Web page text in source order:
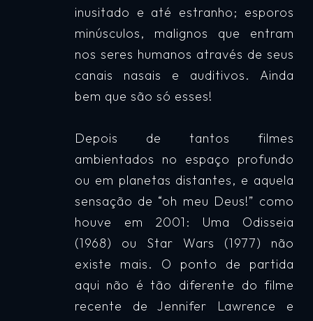
inusitado e até estranho; esporos
minúsculos, malignos que entram
nos seres humanos através de seus
canais nasais e auditivos. Ainda
bem que são só esses!
Depois de tantos filmes
ambientados no espaço profundo
ou em planetas distantes, e aquela
sensação de “oh meu Deus!” como
houve em 2001: Uma Odisseia
(1968) ou Star Wars (1977) não
existe mais. O ponto de partida
aqui não é tão diferente do filme
recente de Jennifer Lawrence e